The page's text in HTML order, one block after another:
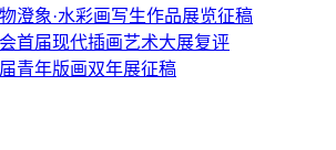
澄象·水彩画写生作品展览征稿
首届现代插画艺术大展复评
青年版画双年展征稿